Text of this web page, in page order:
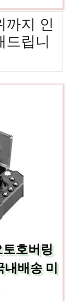
지 인
드립니
호버링
내배송 미